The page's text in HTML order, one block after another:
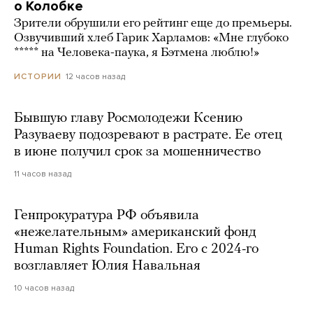
о Колобке
Зрители обрушили его рейтинг еще до премьеры.
Озвучивший хлеб Гарик Харламов: «Мне глубоко
***** на Человека-паука, я Бэтмена люблю!»
ИСТОРИИ 12 часов назад
Бывшую главу Росмолодежи Ксению
Разуваеву подозревают в растрате. Ее отец
в июне получил срок за мошенничество
11 часов назад
Генпрокуратура РФ объявила
«нежелательным» американский фонд
Human Rights Foundation. Его с 2024-го
возглавляет Юлия Навальная
10 часов назад